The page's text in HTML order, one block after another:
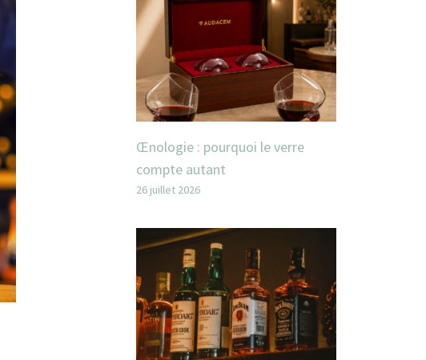
Œnologie : pourquoi le verre
compte autant
26 juillet 2026